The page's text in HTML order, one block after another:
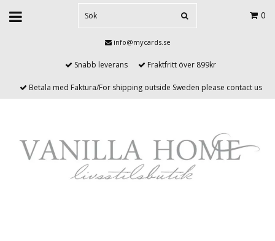
0
info@mycards.se
Snabb leverans Fraktfritt över 899kr
Betala med Faktura/For shipping outside Sweden please contact us